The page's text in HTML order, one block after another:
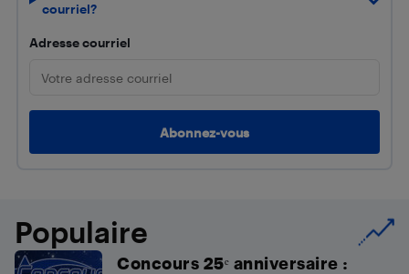
courriel?
Adresse courriel
Populaire
Concours 25ᵉ anniversaire :